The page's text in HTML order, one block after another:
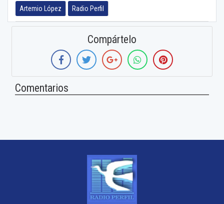
Artemio López Radio Perfil
Compártelo
Comentarios